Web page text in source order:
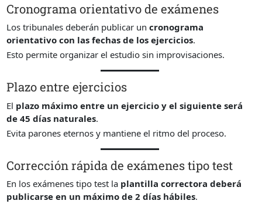
Cronograma orientativo de exámenes
Los tribunales deberán publicar uncronograma
orientativo con las fechas de los ejercicios.
Esto permite organizar el estudio sin improvisaciones.
Plazo entre ejercicios
El plazo máximo entre un ejercicio y el siguiente será
de 45 días naturales.
Evita parones eternos y mantiene el ritmo del proceso.
Corrección rápida de exámenes tipo test
En los exámenes tipo test la plantilla correctora deberá
publicarse en un máximo de 2 días hábiles.